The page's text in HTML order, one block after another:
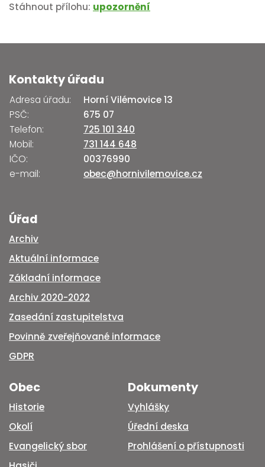
Stáhnout přílohu: upozornění
Kontakty úřadu
Adresa úřadu:
Horní Vilémovice 13
PSČ:
675 07
Telefon:
725 101 340
Mobil:
731 144 648
IČO:
00376990
e-mail:
obec@hornivilemovice.cz
Úřad
Archiv
Aktuální informace
Základní informace
Archiv 2020-2022
Zasedání zastupitelstva
Povinně zveřejňované informace
GDPR
Obec
Historie
Okolí
Evangelický sbor
Dokumenty
Vyhlášky
Úřední deska
Prohlášení o přístupnosti